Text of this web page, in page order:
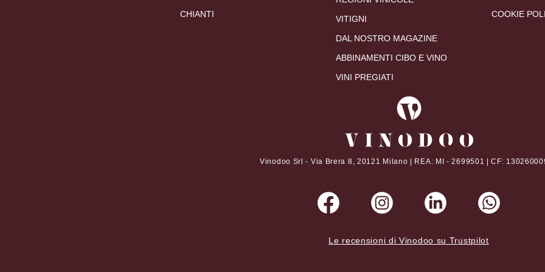
CHIANTI
VITIGNI
DAL NOSTRO MAGAZINE
ABBINAMENTI CIBO E VINO
VINI PREGIATI
COOKIE
Vinodoo Srl - Via Brera 8, 20121 Milano | REA: MI - 2699501 | CF:
Le recensioni di Vinodoo su Trustpilot